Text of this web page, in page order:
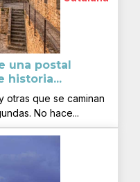
una postal
historia...
otras que se caminan
No hace...